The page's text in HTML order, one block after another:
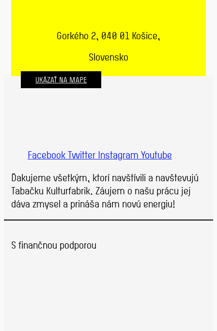
Gorkého 2, 040 01 Košice,
Slovensko
UKÁZAŤ NA MAPE
Facebook Twitter Instagram Youtube
Ďakujeme všetkým, ktorí navštívili a navštevujú
Tabačku Kulturfabrik. Záujem o našu prácu jej
dáva zmysel a prináša nám novú energiu!
S finančnou podporou